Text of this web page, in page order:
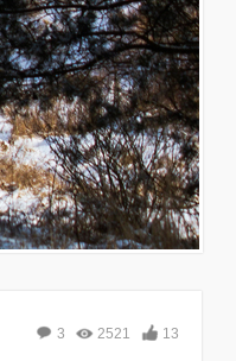
3 2521 13